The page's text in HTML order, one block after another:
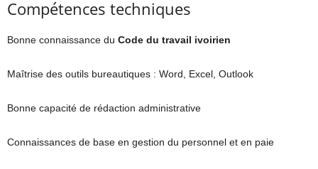
Compétences techniques
Bonne connaissance du Code du travail ivoirien
Maîtrise des outils bureautiques : Word, Excel, Outlook
Bonne capacité de rédaction administrative
Connaissances de base en gestion du personnel et en paie